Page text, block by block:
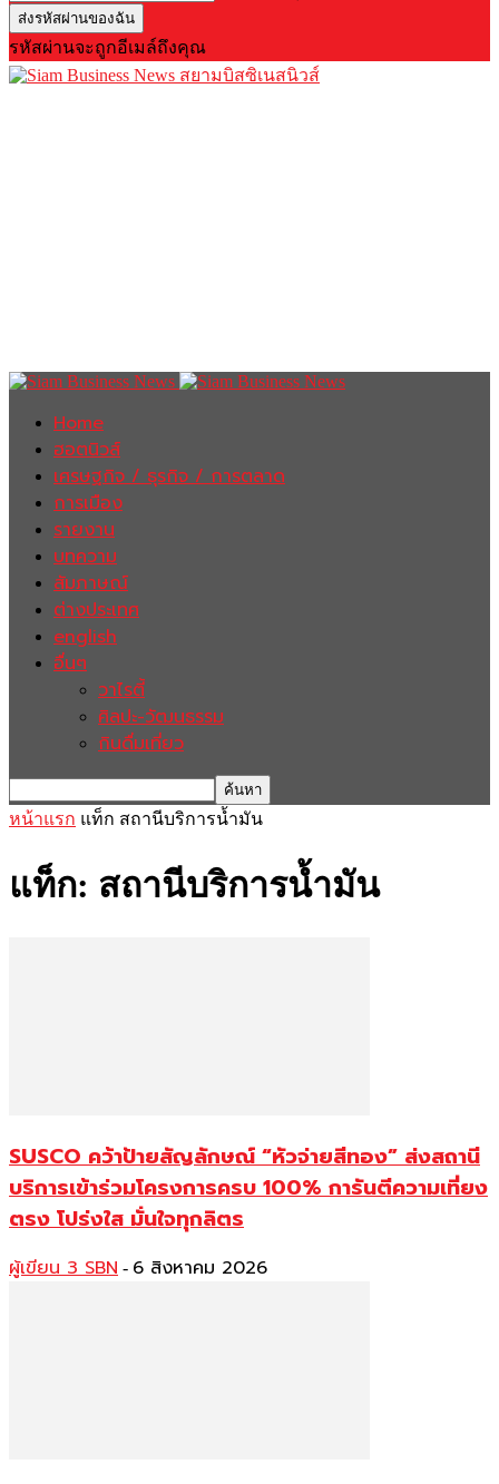
รหัสผ่านจะถูกอีเมล์ถึงคุณ
สยามบิสซิเนสนิวส์
Home
ฮอตนิวส์
เศรษฐกิจ / ธุรกิจ / การตลาด
การเมือง
รายงาน
บทความ
สัมภาษณ์
ต่างประเทศ
english
อื่นๆ
วาไรตี้
ศิลปะ-วัฒนธรรม
กินดื่มเที่ยว
หน้าแรก แท็ก สถานีบริการน้ำมัน
แท็ก: สถานีบริการน้ำมัน
SUSCO คว้าป้ายสัญลักษณ์ “หัวจ่ายสีทอง” ส่งสถานี
บริการเข้าร่วมโครงการครบ 100% การันตีความเที่ยง
ตรง โปร่งใส มั่นใจทุกลิตร
ผู้เขียน 3 SBN - 6 สิงหาคม 2026